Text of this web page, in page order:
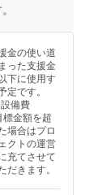
くださ
シング
スーツ
にあな
たのお
名前
ワッペ
ンの貼
り付け
をしま
す。 ・
掲載期
望され
前をご
記入く
ださい
サイン
色紙を
お送り
しま
す。 ・
注意事
項：支
援時、
金の使い道
った支援金
下に使用す
定です。
設備費
標金額を超
場合はプロ
クトの運営
充てさせて
だきます。